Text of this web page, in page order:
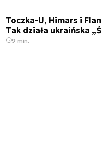
Toczka-U, Himars i
Tak działa ukraińska
9 min.